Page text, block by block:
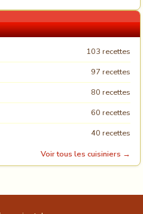
103 recettes
97 recettes
80 recettes
60 recettes
40 recettes
Voir tous les cuisiniers →